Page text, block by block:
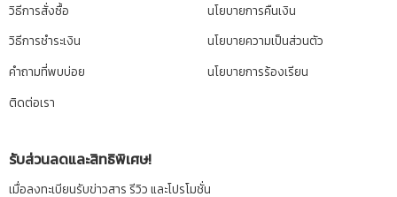
วิธีการสั่งซื้อ
วิธีการชำระเงิน
คำถามที่พบบ่อย
ติดต่อเรา
นโยบายการคืนเงิน
นโยบายความเป็นส่วนตัว
นโยบายการร้องเรียน
รับส่วนลดและสิทธิพิเศษ!
เมื่อลงทะเบียนรับข่าวสาร รีวิว และโปรโมชั่น